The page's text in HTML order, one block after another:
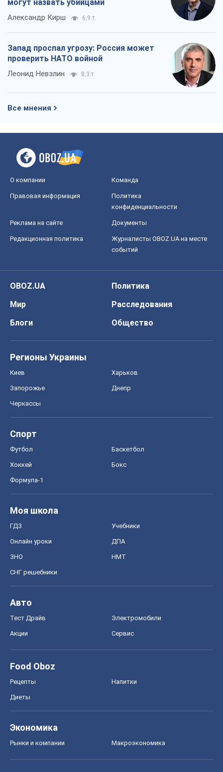
могут назвать убийцами
Александр Кирш 6,9 т.
Запад проспал угрозу: Россия может
проверить НАТО войной
Леонид Невзлин 8,3 т.
Все мнения
О компании Команда
Правовая информация
Политика
конфиденциальности
Реклама на сайте Документы
Редакционная политика
Журналисты OBOZ.UA на месте
событий
OBOZ.UA
Политика
Мир
Расследования
Блоги
Общество
Регионы Украины
Киев Харьков
Запорожье Днепр
Черкассы
Спорт
Футбол Баскетбол
Хоккей Бокс
Формула-1
Моя школа
ГДЗ Учебники
Онлайн уроки ДПА
ЗНО НМТ
СНГ решебники
Авто
Тест Драйв Электромобили
Акции Сервис
Food Oboz
Рецепты Напитки
Диеты
Экономика
Рынки и компании Mакроэкономика